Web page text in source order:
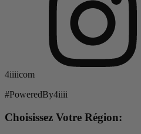
4iiiicom
#PoweredBy4iiii
Choisissez Votre Région: